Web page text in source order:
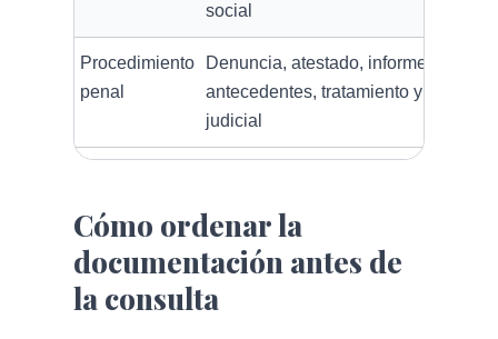
social
Procedimiento
penal
Denuncia, atestado, informes
antecedentes, tratamiento y
judicial
Cómo ordenar la
documentación antes de
la consulta